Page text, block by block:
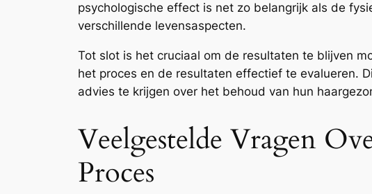
psychologische effect is net zo belangrijk als de
verschillende levensaspecten.
Tot slot is het cruciaal om de resultaten te blijven
het proces en de resultaten effectief te evalueren.
advies te krijgen over het behoud van hun
Veelgestelde Vragen
Proces